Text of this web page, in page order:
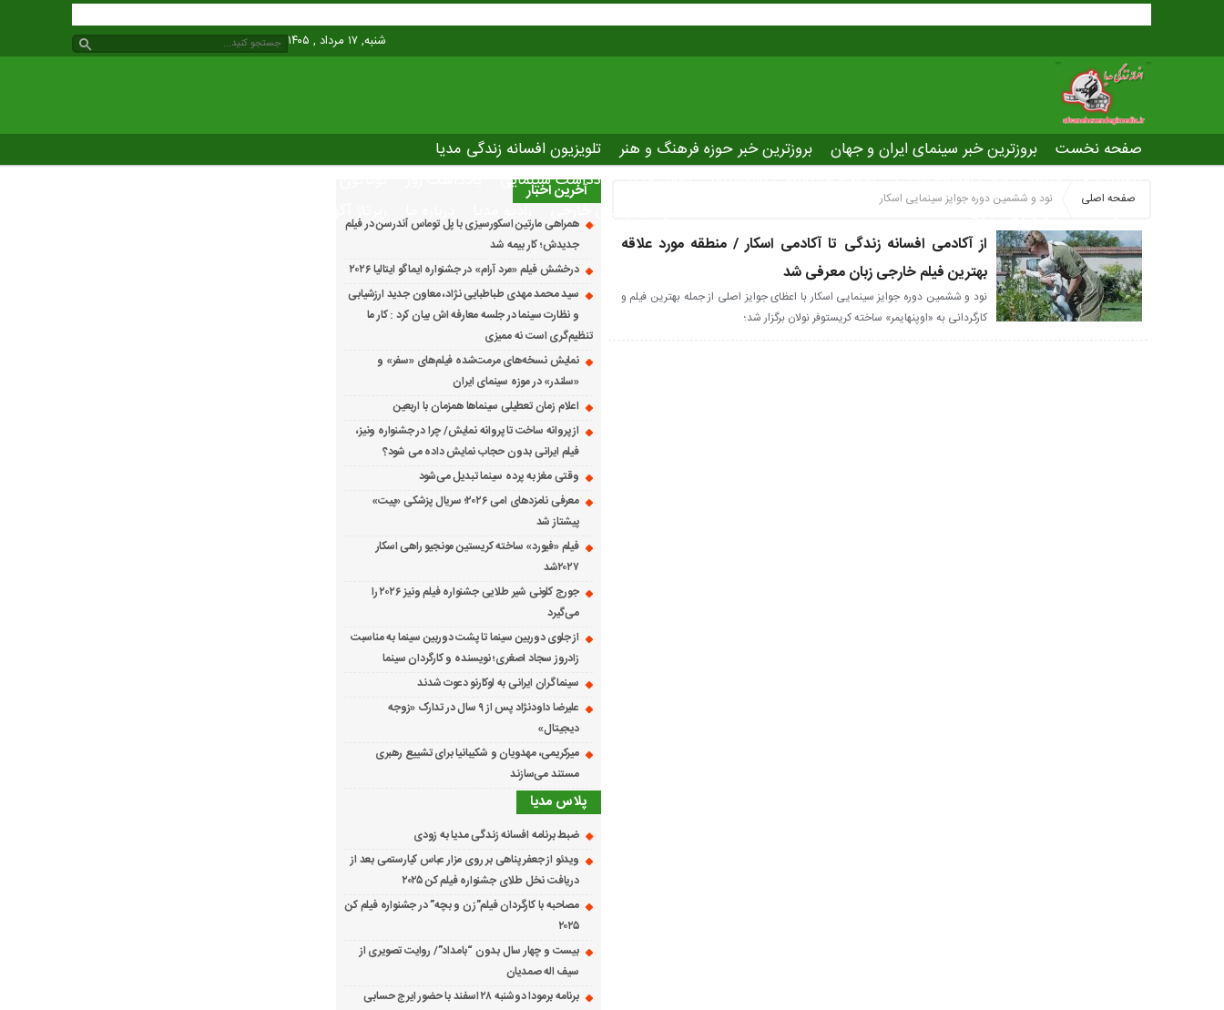
شنبه, ۱۷ مرداد , ۱۴۰۵
صفحه نخست بروزترین خبر سینمای ایران و جهان بروزترین خبر حوزه فرهنگ و هنر
تلویزیون افسانه زندگی مدیا
یادداشت سینمایی
عصر جدید
تلویزیون شهری The latest news of world cinema دانلود فیلم های خارجی رادیو مدیا درباره ما رپرتاژ آگهی صفحه اصلی نود و ششمین دوره جوایز سینمایی اسکار
از آکادمی افسانه زندگی تا آکادمی اسکار / منطقه مورد علاقه
بهترین فیلم خارجی زبان معرفی شد
نود و ششمین دوره جوایز سینمایی اسکار با اعظای جوایز اصلی از جمله بهترین فیلم و
کارگردانی به «اوپنهایمر» ساخته کریستوفر نولان برگزار شد؛
آخرین اخبار
همراهی مارتین اسکورسیزی با پل توماس ٱندرسن در فیلم
جدیدش؛ کار بیمه شد
درخشش فیلم «مرد آرام» در جشنواره ایماگو ایتالیا ۲۰۲۶
سید محمد مهدی طباطبایی نژاد، معاون جدید ارزشیابی
و نظارت سینما در جلسه معارفه اش بیان کرد : کار ما
تنظیم‌گری است نه ممیزی
نمایش نسخه‌های مرمت‌شده فیلم‌های «سفر» و
«سلندر» در موزه سینمای ایران
اعلام زمان تعطیلی سینماها همزمان با اربعین
از پروانه ساخت تا پروانه نمایش/ چرا در جشنواره ونیز،
فیلم ایرانی بدون حجاب نمایش داده می شود؟
وقتی مغز به پرده سینما تبدیل می‌شود
معرفی نامزدهای امی ۲۰۲۶؛ سریال پزشکی «پیت»
پیشتاز شد
فیلم «فیورد» ساخته کریستین مونجیو راهی اسکار
۲۰۲۷شد
جورج کلونی شیر طلایی جشنواره فیلم ونیز ۲۰۲۶ را
می‌گیرد
از جلوی دوربین سینما تا پشت دوربین سینما به مناسبت
زادروز سجاد اصغری؛ نویسنده و کارگردان سینما
سینماگران ایرانی به لوکارنو دعوت شدند
علیرضا داودنژاد پس از ۹ سال در تدارک «زوجه
دیجیتال»
میرکریمی، مهدویان و شکیبانیا برای تشییع رهبری
مستند می‌سازند
پلاس مدیا
ضبط برنامه افسانه زندگی مدیا به زودی
ویدئو از جعفر پناهی بر روی مزار عباس کیارستمی بعد از
دریافت نخل طلای جشنواره فیلم کن ۲۰۲۵
مصاحبه با کارگردان فیلم”زن و بچه” در جشنواره فیلم کن
۲۰۲۵
بیست و چهار سال بدون “بامداد”/ روایت تصویری از
سیف اله صمدیان
برنامه برمودا دوشنبه ۲۸ اسفند با حضور ایرج حسابی